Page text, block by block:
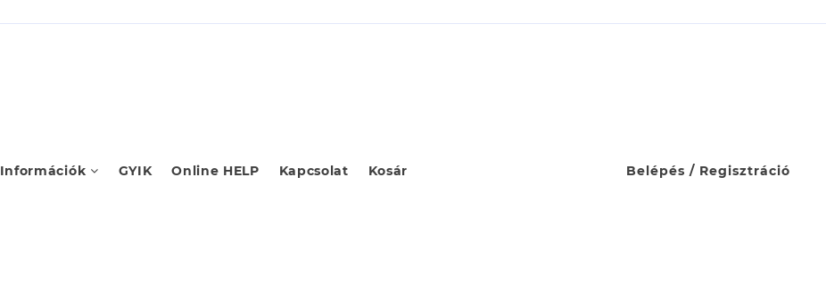
Információk GYIK Online HELP Kapcsolat Kosár Belépés / Regisztráció